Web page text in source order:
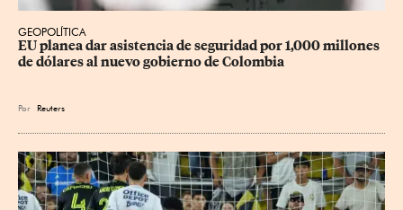
GEOPOLÍTICA
EU planea dar asistencia de seguridad por 1,000 millones
de dólares al nuevo gobierno de Colombia
Por Reuters